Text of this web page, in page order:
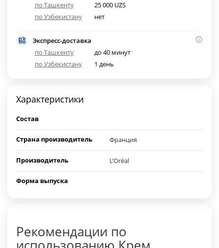
по Ташкенту
25 000 UZS
по Узбекистану
нет
Экспресс-доставка
по Ташкенту
до 40 минут
по Узбекистану
1 день
Характеристики
Состав
Страна производитель Франция
Производитель L’Oréal
Форма выпуска
Рекомендации по